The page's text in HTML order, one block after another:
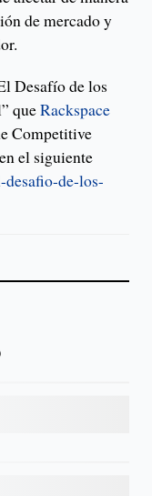
de mercado y
Desafío de los
queRackspace
Competitive
el siguiente
de-los-